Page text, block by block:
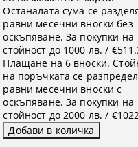
Останалата сума се
равни месечни вноски без
оскъпяване. За покупки на
стойност до 1000 лв. /
Плащане на 6 вноски.
на поръчката се
равни месечни вноски с
оскъпяване. За покупки на
стойност до 2000 лв. /